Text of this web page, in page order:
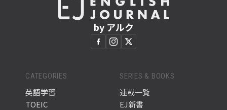
by アルク
CATEGORIES
英語学習
TOEIC
SERIES & BOOKS
連載一覧
EJ新書